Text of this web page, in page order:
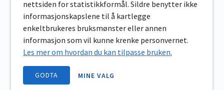
nettsiden for statistikkformål. Sildre benytter ikke
informasjonskapslene til å kartlegge
enkeltbrukeres bruksmønster eller annen
informasjon som vil kunne krenke personvernet.
Les mer om hvordan du kan tilpasse bruken.
GODTA MINE VALG